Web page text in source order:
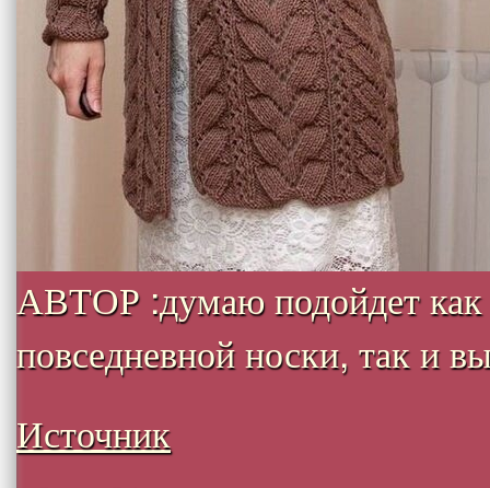
АВТОР :думаю подойдет как
повседневной носки, так и
Источник